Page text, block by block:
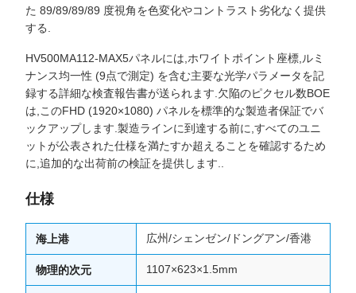
た 89/89/89/89 度視角を色変化やコントラスト劣化なく提供
する.
HV500MA112-MAX5パネルには,ホワイトポイント座標,ルミ
ナンス均一性 (9点で測定) を含む主要な光学パラメータを記
録する詳細な検査報告書が送られます.欠陥のピクセル数BOE
は,このFHD (1920×1080) パネルを標準的な製造者保証でバ
ックアップします.製造ラインに到達する前に,すべてのユニ
ットが公表された仕様を満たすか超えることを確認するため
に,追加的な出荷前の検証を提供します..
仕様
海上港 広州/シェンゼン/ドングアン/香港
物理的次元 1107×623×1.5mm